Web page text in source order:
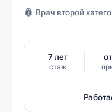
Врач второй
7 лет
стаж